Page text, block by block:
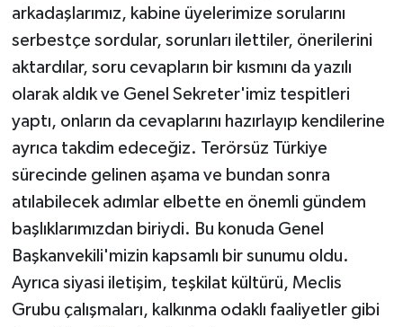
arkadaşlarımız, kabine üyelerimize sorularını
serbestçe sordular, sorunları ilettiler, önerilerini
aktardılar, soru cevapların bir kısmını da yazılı
olarak aldık ve Genel Sekreter'imiz tespitleri
yaptı, onların da cevaplarını hazırlayıp kendilerine
ayrıca takdim edeceğiz. Terörsüz Türkiye
sürecinde gelinen aşama ve bundan sonra
atılabilecek adımlar elbette en önemli gündem
başlıklarımızdan biriydi. Bu konuda Genel
Başkanvekili'mizin kapsamlı bir sunumu oldu.
Ayrıca siyasi iletişim, teşkilat kültürü, Meclis
Grubu çalışmaları, kalkınma odaklı faaliyetler gibi